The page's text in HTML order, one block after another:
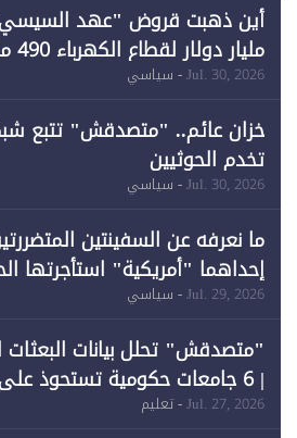
لـ"الطاقة المتجددة" (1)
Jul. 30, 2026- سياسي
خزان عائم.. "متصدقش" تتبع
تخدم الحوثيين
Jul. 30, 2026- سياسي
ما نعرفه عن السفينتين
إحداهما "أمريكية" استأجرتها
احتياجات الطاقة
Jul. 29, 2026- سياسي
"متصدقش" تحلل بيانات البعثات
Jul. 27, 2026- تعليم